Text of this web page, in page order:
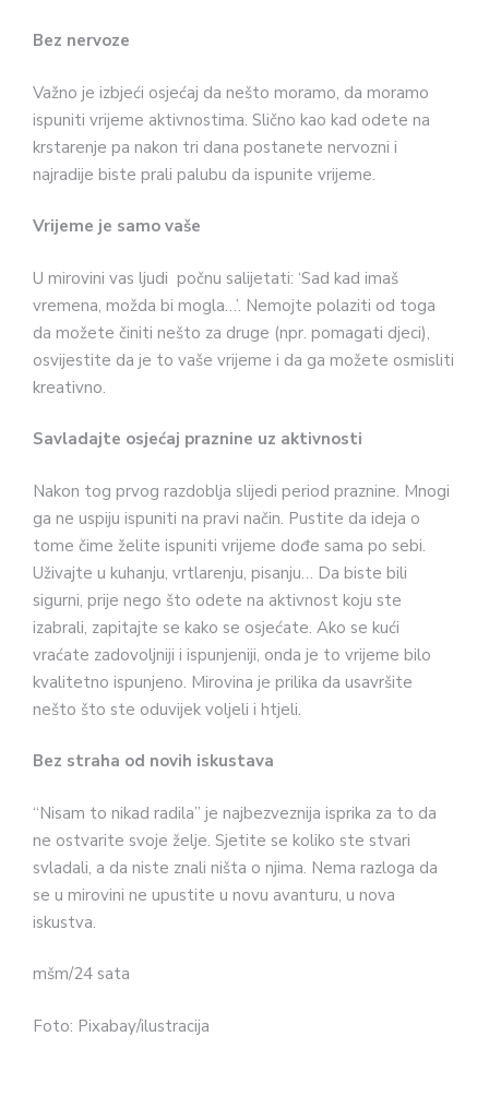
Bez nervoze
Važno je izbjeći osjećaj da nešto moramo, da moramo
ispuniti vrijeme aktivnostima. Slično kao kad odete na
krstarenje pa nakon tri dana postanete nervozni i
najradije biste prali palubu da ispunite vrijeme.
Vrijeme je samo vaše
U mirovini vas ljudi počnu salijetati: ‘Sad kad imaš
vremena, možda bi mogla…’. Nemojte polaziti od toga
da možete činiti nešto za druge (npr. pomagati djeci),
osvijestite da je to vaše vrijeme i da ga možete osmisliti
kreativno.
Savladajte osjećaj praznine uz aktivnosti
Nakon tog prvog razdoblja slijedi period praznine. Mnogi
ga ne uspiju ispuniti na pravi način. Pustite da ideja o
tome čime želite ispuniti vrijeme dođe sama po sebi.
Uživajte u kuhanju, vrtlarenju, pisanju… Da biste bili
sigurni, prije nego što odete na aktivnost koju ste
izabrali, zapitajte se kako se osjećate. Ako se kući
vraćate zadovoljniji i ispunjeniji, onda je to vrijeme bilo
kvalitetno ispunjeno. Mirovina je prilika da usavršite
nešto što ste oduvijek voljeli i htjeli.
Bez straha od novih iskustava
“Nisam to nikad radila” je najbezveznija isprika za to da
ne ostvarite svoje želje. Sjetite se koliko ste stvari
svladali, a da niste znali ništa o njima. Nema razloga da
se u mirovini ne upustite u novu avanturu, u nova
iskustva.
mšm/24 sata
Foto: Pixabay/ilustracija